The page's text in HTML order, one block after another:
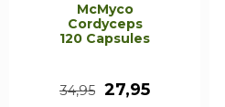
McMyco
Cordyceps
120 Capsules
34,95 Oorspronkelijke
27,95Huidige